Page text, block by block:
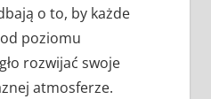
o to, by każde
poziomu
rozwijać swoje
atmosferze.